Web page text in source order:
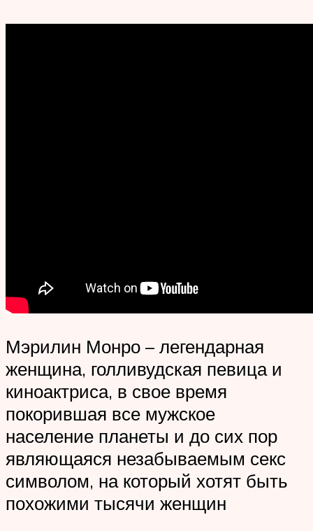
Мэрилин Монро – легендарная
женщина, голливудская певица и
киноактриса, в свое время
покорившая все мужское
население планеты и до сих пор
являющаяся незабываемым секс
символом, на который хотят быть
похожими тысячи женщин